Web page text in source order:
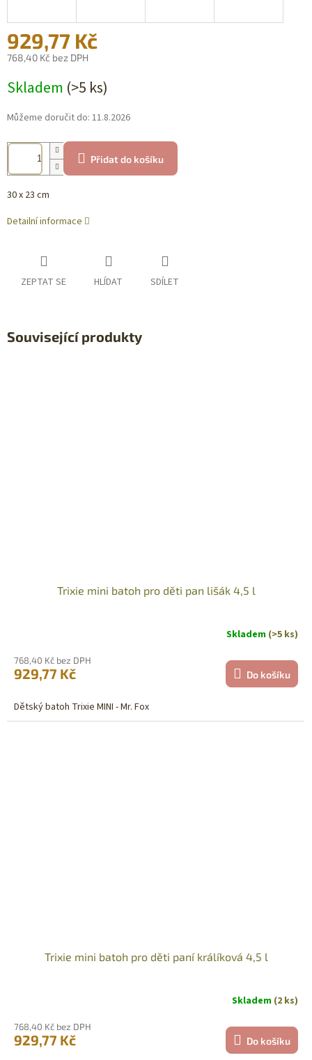
929,77 Kč
768,40 Kč bez DPH
cena:
Skladem (>5 ks)
Můžeme doručit do: 11.8.2026
Přidat do košíku
30 x 23 cm
Detailní informace
ZEPTAT SE HLÍDAT SDÍLET
Související produkty
Trixie mini batoh pro děti pan lišák 4,5 l
Skladem (>5 ks)
768,40 Kč bez DPH
929,77 Kč Do košíku
Dětský batoh Trixie MINI - Mr. Fox
Trixie mini batoh pro děti paní králíková 4,5 l
Skladem (2 ks)
768,40 Kč bez DPH
929,77 Kč Do košíku